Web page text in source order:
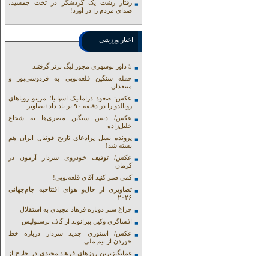
رفتار زشت یک گردشگر در تخت جمشید،
صدای مردم را در آورد!
اخبار ورزشی
5 داور بوشهری مجوز لیگ برتر گرفتند
حمله سنگین قلعه‌نویی به فردوسی‌پور و
منتقدان
عکس: صعود دراماتیک اسپانیا؛ مرینو رویاهای
رونالدو را در دقیقه ۹۰ بر باد داد+تصاویر
عکس/ دیس سنگین مصری‌ها به شجاع
خلیل‌زاده
پرونده نسل پرادعای تاریخ فوتبال ایران هم
بسته شد!
عکس/ توقیف خودروی سردار آزمون در
کرمان
کمی صبر کنید آقای قلعه‌نویی!
تصاویری از حال‌و هوای افتتاحیه جام‌جهانی
۲۰۲۶
چراغ سبز دوباره فرهاد مجیدی به استقلال
افشاگری وکیل بیرانوند از گاف‌ پرسپولیس
عکس/ استوری جدید سردار درباره خط
خوردن از تیم ملی
غم‌انگیزترین روزهای فرهاد مجیدی در خارج از